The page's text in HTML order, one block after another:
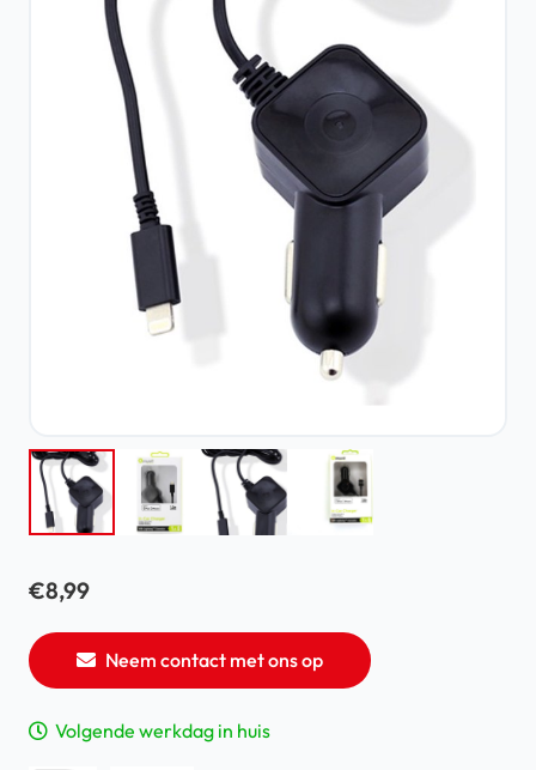
€8,99
Neem contact met ons op
Volgende werkdag in huis